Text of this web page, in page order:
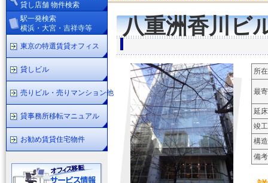
八重洲香川ビ
所
最
延床
竣工
構
備考
貸し店舗 物件検索
駅一発検索
横浜・大宮・吉祥寺等
東京の特選賃貸オフィス
貸しビル
売りビル・売りマンション他
貸事務所移転マニュアル
お勧め賃貸住宅物件